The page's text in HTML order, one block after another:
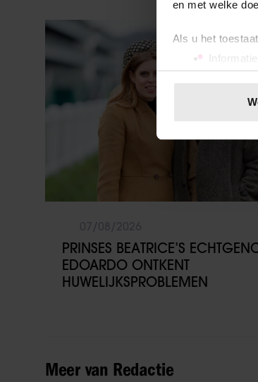
en met welke
Als u het
Uw
toestemming
We gebruiken
websiteverkeer
media,
verstrekt of die
PRINSES BEATRICE’S
EDOARDO ONTKENT
HUWELIJKSPROBLEMEN
Meer van Redactie